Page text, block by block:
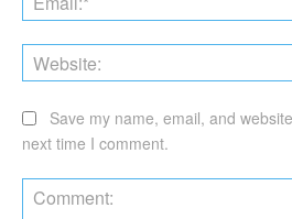
Save my name, email, and
next time I comment.